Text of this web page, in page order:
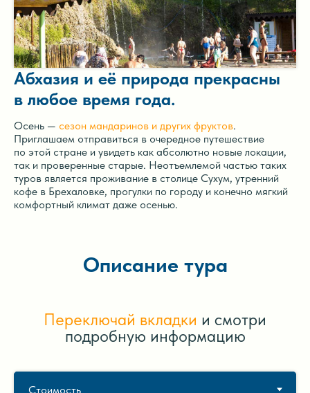
Абхазия и её природа прекрасны
в любое время года.
Осень — сезон мандаринов и других фруктов.
Приглашаем отправиться в очередное путешествие
по этой стране и увидеть как абсолютно новые локации,
так и проверенные старые. Неотъемлемой частью таких
туров является проживание в столице Сухум, утренний
кофе в Брехаловке, прогулки по городу и конечно мягкий
комфортный климат даже осенью.
Описание тура
Переключай вкладки и смотри
подробную информацию